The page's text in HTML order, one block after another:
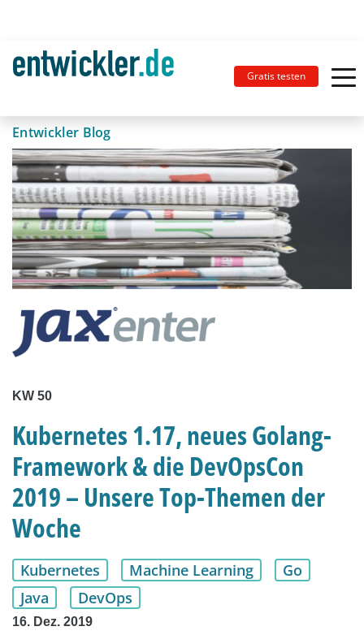
Gratis testen
Entwickler Blog
KW 50
Kubernetes 1.17, neues Golang-
Framework & die DevOpsCon
2019 – Unsere Top-Themen der
Woche
Kubernetes Machine Learning
Go
Java
DevOps
16. Dez. 2019